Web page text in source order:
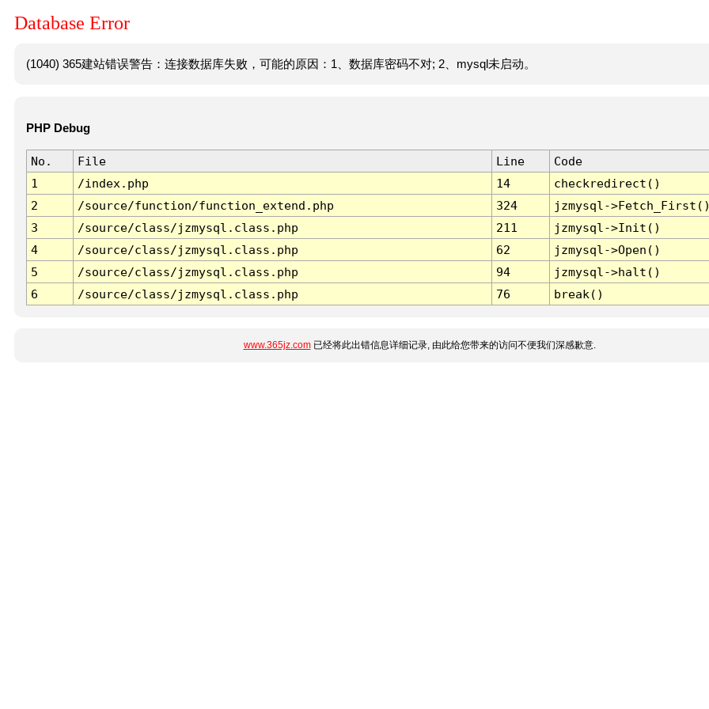
Database Error
(1040) 365建站错误警告：连接数据库失败，可能的原因：1、数据库密码不对; 2、mysql未启动。
PHP Debug
No. File Line
Code
1
/index.php 14
checkredirect()
2
/source/function/function_extend.php 324
jzmysql-
3
/source/class/jzmysql.class.php 211
jzmysql->Init()
4
/source/class/jzmysql.class.php 62
jzmysql->Open()
5
/source/class/jzmysql.class.php 94
jzmysql->halt()
6
/source/class/jzmysql.class.php 76 break()
www.365jz.com已经将此出错信息详细记录, 由此给您带来的访问不便我们深感歉意.